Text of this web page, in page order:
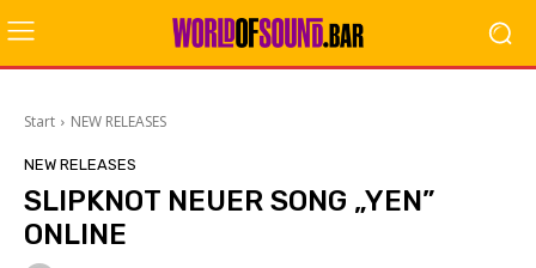
Start NEW RELEASES
NEW RELEASES
SLIPKNOT NEUER SONG „YEN”
ONLINE